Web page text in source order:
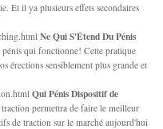
Et il ya plusieurs effets secondaires
Ne Qui S'Étend Du Pénis
qui fonctionne! Cette pratique
érections sensiblement plus grande et
Qui Pénis Dispositif de
permettra de faire le meilleur
de traction sur le marché aujourd'hui